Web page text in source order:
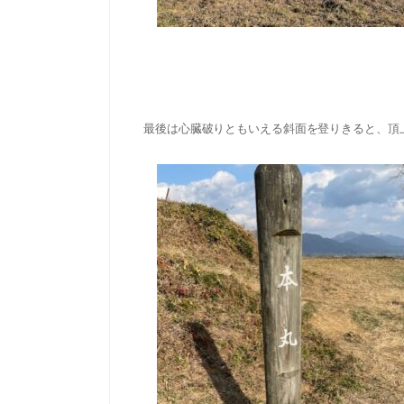
最後は心臓破りともいえる斜面を登りきると、頂